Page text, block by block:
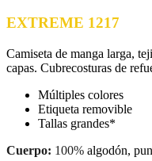
EXTREME 1217
Camiseta de manga larga,
capas. Cubrecosturas de
Múltiples colores
Etiqueta removible
Tallas grandes*
Cuerpo: 100% algodón,